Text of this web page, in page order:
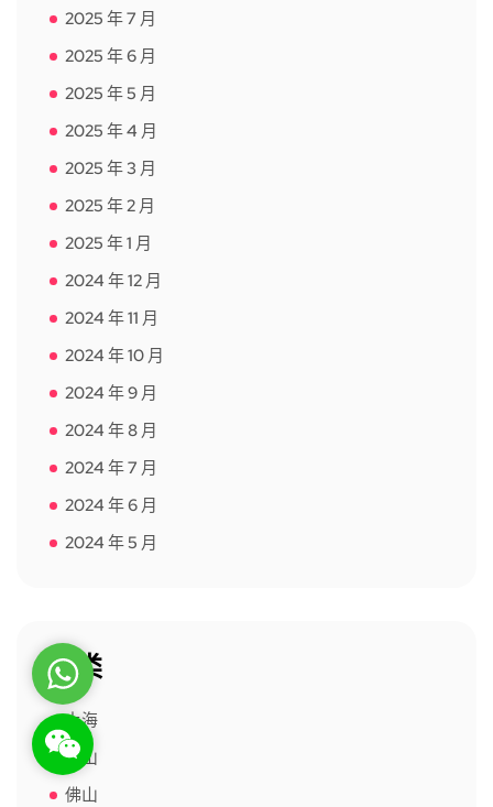
2025 年 7 月
2025 年 6 月
2025 年 5 月
2025 年 4 月
2025 年 3 月
2025 年 2 月
2025 年 1 月
2024 年 12 月
2024 年 11 月
2024 年 10 月
2024 年 9 月
2024 年 8 月
2024 年 7 月
2024 年 6 月
2024 年 5 月
分类
上海
中山
佛山
WhatsApp
WeChat: rsgt819